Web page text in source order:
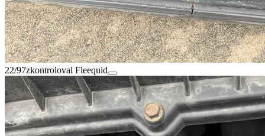
22/97zkontroloval Fleequid